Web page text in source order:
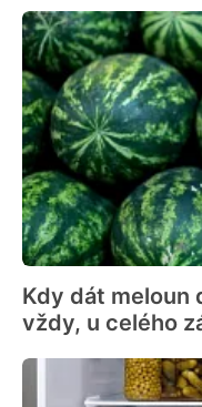
Kdy dát meloun
vždy, u celého